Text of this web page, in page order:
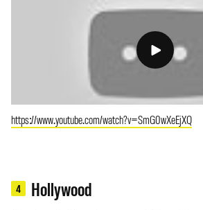
https://www.youtube.com/watch?v=SmG0wXeEjXQ
4 Hollywood